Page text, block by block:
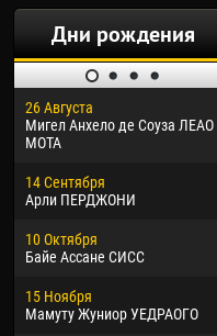
Дни рождения
26 Августа
Мигел Анхело де Соуза ЛЕАО
МОТА
14 Сентября
Арли ПЕРДЖОНИ
10 Октября
Байе Ассане СИСС
15 Ноября
Мамуту Жуниор УЕДРАОГО